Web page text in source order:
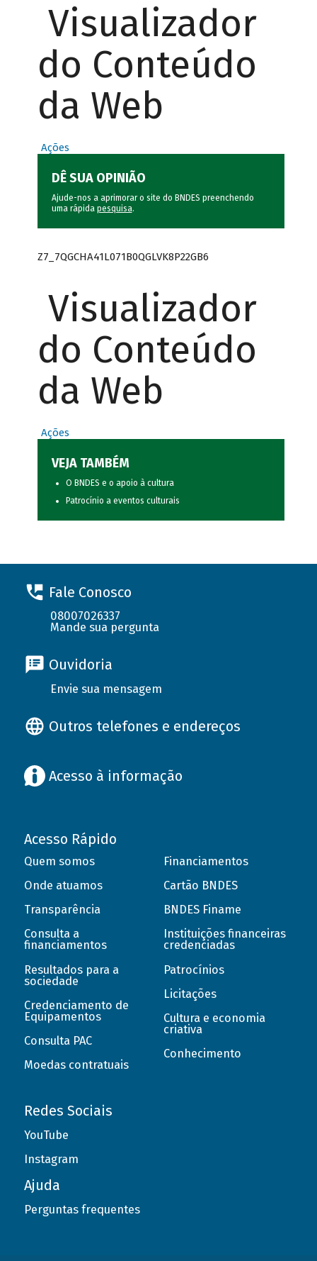
Visualizador
do Conteúdo
da Web
Ações
DÊ SUA OPINIÃO
Ajude-nos a aprimorar o site do BNDES preenchendo
uma rápida pesquisa.
Z7_7QGCHA41L071B0QGLVK8P22GB6
Visualizador
do Conteúdo
da Web
Ações
VEJA TAMBÉM
O BNDES e o apoio à cultura
Patrocínio a eventos culturais
Fale Conosco
08007026337
Mande sua pergunta
Ouvidoria
Envie sua mensagem
Outros telefones e endereços
Acesso à informação
Acesso Rápido
Quem somos
Onde atuamos
Transparência
Consulta a
financiamentos
Resultados para a
sociedade
Credenciamento de
Equipamentos
Consulta PAC
Moedas contratuais
Financiamentos
Cartão BNDES
BNDES Finame
Instituições financeiras
credenciadas
Patrocínios
Licitações
Cultura e economia
criativa
Conhecimento
Redes Sociais
YouTube
Instagram
Ajuda
Perguntas frequentes